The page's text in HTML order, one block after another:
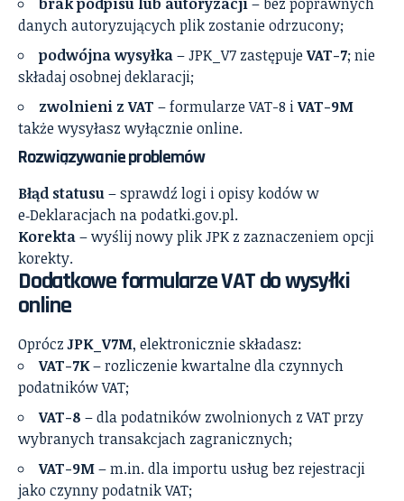
danych autoryzujących plik zostanie odrzucony;
podwójna wysyłka– JPK_V7 zastępujeVAT-7; nie
składaj osobnej deklaracji;
zwolnieni z VAT – formularze VAT-8 iVAT-9M
także wysyłasz wyłącznie online.
Rozwiązywanie problemów
Błąd statusu– sprawdź logi i opisy kodów w
e‑Deklaracjach na podatki.gov.pl.
Korekta– wyślij nowy plik JPK z zaznaczeniem opcji
korekty.
Dodatkowe formularze VAT do wysyłki
online
OpróczJPK_V7M, elektronicznie składasz:
VAT-7K– rozliczenie kwartalne dla czynnych
podatników VAT;
VAT-8 – dla podatników zwolnionych z VAT przy
wybranych transakcjach zagranicznych;
VAT-9M– m.in. dla importu usług bez rejestracji
jako czynny podatnik VAT;